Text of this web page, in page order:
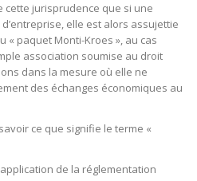
cette jurisprudence que si une
elle est alors assujettie
« paquet Monti-Kroes », au cas
association soumise au droit
dans la mesure où elle ne
des échanges économiques au
ce que signifie le terme «
de la réglementation